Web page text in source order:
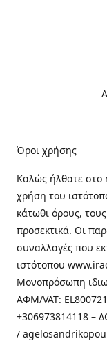
Όροι χρήσης
Καλώς ήλθατε στo
χρήση του
κάτωθι όρους,
προσεκτικά. Οι
συναλλαγές που
ιστότοπου
Μονοπρόσωπη
ΑΦΜ/VAT:
+306973814118 –
/